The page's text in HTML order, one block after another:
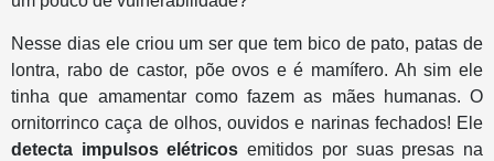
Nesse dias ele criou um ser que tem bico de pato, patas de
lontra, rabo de castor, põe ovos e é mamífero. Ah sim ele
tinha que amamentar como fazem as mães humanas. O
ornitorrinco caça de olhos, ouvidos e narinas fechados! Ele
detecta impulsos elétricos emitidos por suas presas na